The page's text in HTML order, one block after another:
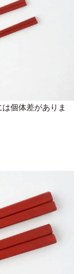
個体差がありま